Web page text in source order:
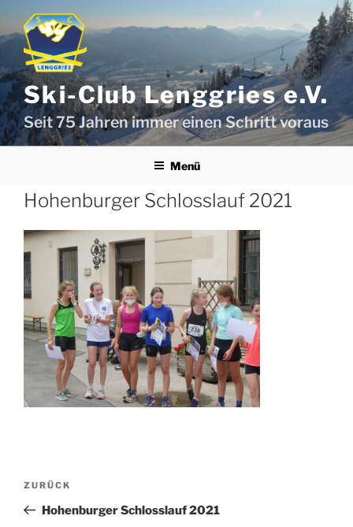
Inhalt
springen
Ski-Club Lenggries e.V.
Seit 75 Jahren immer einen Schritt voraus
Menü
Hohenburger Schlosslauf 2021
Beitragsnavigation
Vorheriger
Beitrag
ZURÜCK
Hohenburger Schlosslauf 2021